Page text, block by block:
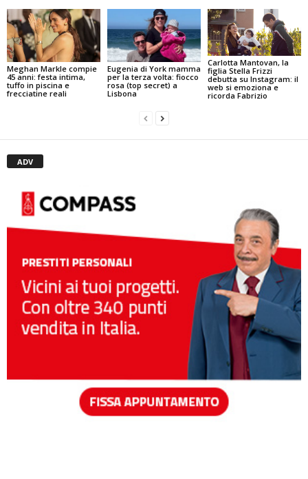
Meghan Markle compie
45 anni: festa intima,
tuffo in piscina e
frecciatine reali
Eugenia di York mamma
per la terza volta: fiocco
rosa (top secret) a
Lisbona
Carlotta Mantovan, la
figlia Stella Frizzi
debutta su Instagram: il
web si emoziona e
ricorda Fabrizio
ADV